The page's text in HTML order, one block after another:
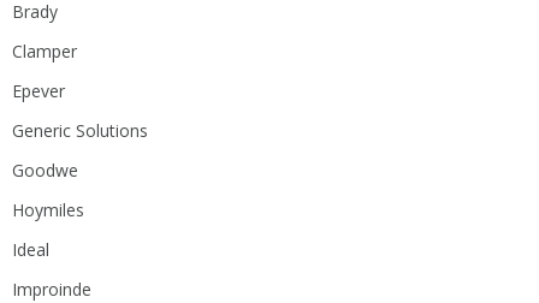
Brady
Clamper
Epever
Generic Solutions
Goodwe
Hoymiles
Ideal
Improinde